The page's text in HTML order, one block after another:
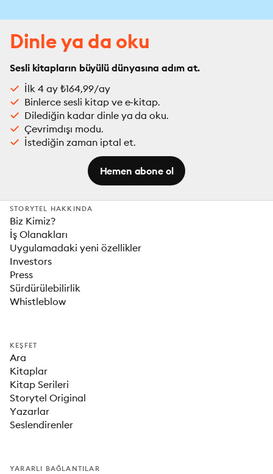
Dinle ya da oku
Sesli kitapların büyülü dünyasına adım at.
İlk 4 ay ₺164,99/ay
Binlerce sesli kitap ve e-kitap.
Dilediğin kadar dinle ya da oku.
Çevrimdışı modu.
İstediğin zaman iptal et.
Hemen abone ol
STORYTEL HAKKINDA
Biz Kimiz?
İş Olanakları
Uygulamadaki yeni özellikler
Investors
Press
Sürdürülebilirlik
Whistleblow
KEŞFET
Ara
Kitaplar
Kitap Serileri
Storytel Original
Yazarlar
Seslendirenler
YARARLI BAĞLANTILAR